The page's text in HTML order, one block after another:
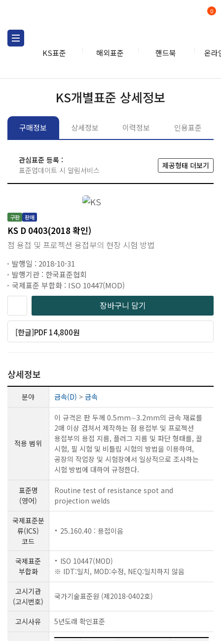
KS표준 해외표준 핸드북 온라
0
KS개별표준 상세정보
구매정보 상세정보 이력정보 인용표준
관심표준 등록 :
표준업데이트 시 알림서비스
제공형태 더보기
구판 판매
KS D 0403(2018 확인)
점 용접 및 프로젝션 용접부의 현장 시험 방법
발행일 : 2018-10-31
발행기관 : 한국표준협회
국제표준 부합화 : ISO 10447(MOD)
장바구니 담기
[한글]PDF 14,800원
상세정보
분야 금속(D) > 금속
적용 범위
이 규격은 판 두께 0.5mm∼3.2mm의 금속 재료를
2매 이상 겹쳐서 제작하는 점 용접부 및 프로젝션
용접부의 용접 지름, 플러그 지름 및 파단 형태를, 끌
시험, 필 시험 및 비틀림 시험의 방법을 이용하여,
공장의 작업장 및 시험장에서 일상적으로 조사하는
시험 방법에 대하여 규정한다.
표준명
(영어)
Routine test of resistance spot and
projection welds
국제표준분
류(ICS)
코드
25.160.40 : 용접이음
국제표준
부합화
ISO 10447(MOD)
※ IDT:일치, MOD:수정, NEQ:일치하지 않음
고시기관
(고시번호)
국가기술표준원 (제2018-0402호)
고시사유 5년도래 확인표준